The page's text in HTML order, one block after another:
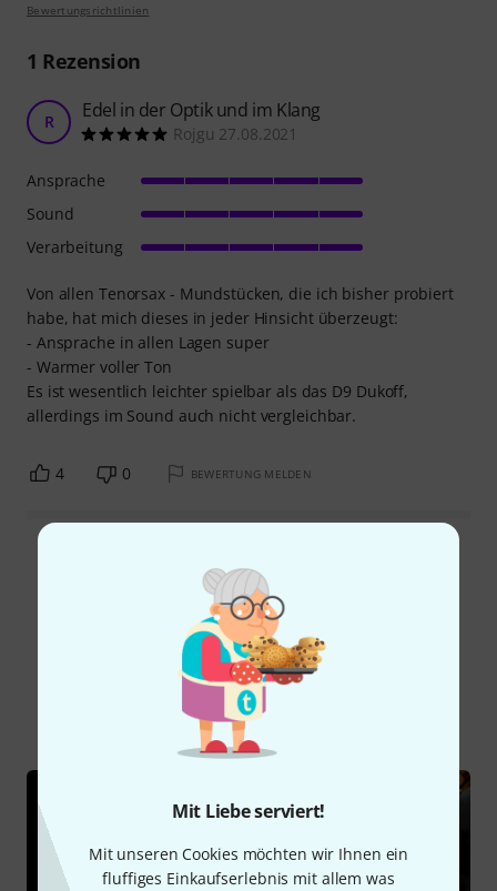
Mit Liebe serviert!
Mit unseren Cookies möchten wir Ihnen ein
fluffiges Einkaufserlebnis mit allem was
Bewertungsrichtlinien
1 Rezension
R Edel in der Optik und im Klang
Rojgu 27.08.2021
Von allen Tenorsax - Mundstücken, die ich bisher probiert
habe, hat mich dieses in jeder Hinsicht überzeugt:
- Ansprache in allen Lagen super
- Warmer voller Ton
Es ist wesentlich leichter spielbar als das D9 Dukoff,
allerdings im Sound auch nicht vergleichbar.
Ansprache
Sound
Verarbeitung
4 0 BEWERTUNG MELDEN
Schon gewusst?
Alle Ratgeber